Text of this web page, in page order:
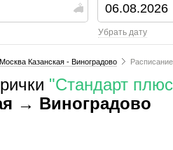
убрать дату
Казанская - Виноградово
"Стандарт
→ Виноградово